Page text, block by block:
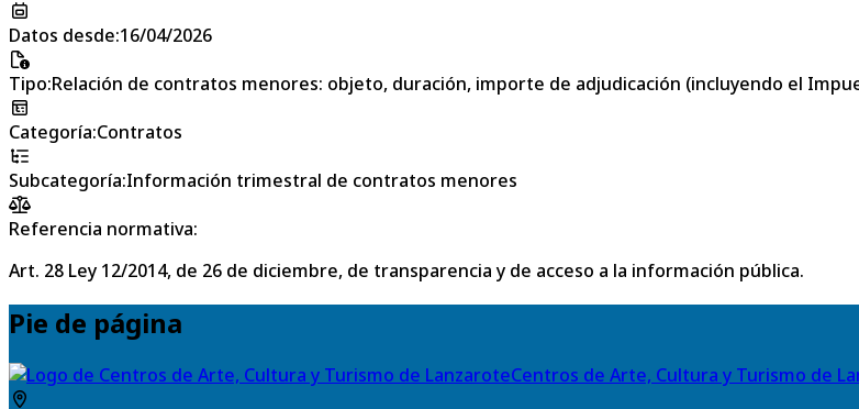
Datos desde:16/04/2026
Tipo:Relación de contratos menores: objeto, duración, importe de adjudicación (incluyendo el
Categoría:Contratos
Subcategoría:Información trimestral de contratos menores
Referencia normativa:
Art. 28 Ley 12/2014, de 26 de diciembre, de transparencia y de acceso a la información pública.
Pie de página
Centros de Arte, Cultura y Turismo de